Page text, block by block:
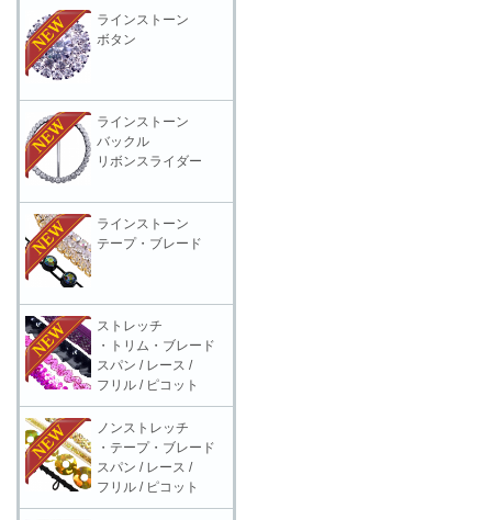
ラインストーン
ボタン
ラインストーン
バックル
リボンスライダー
ラインストーン
テープ・ブレード
ストレッチ
・トリム・ブレード
スパン / レース /
フリル / ピコット
ノンストレッチ
・テープ・ブレード
スパン / レース /
フリル / ピコット